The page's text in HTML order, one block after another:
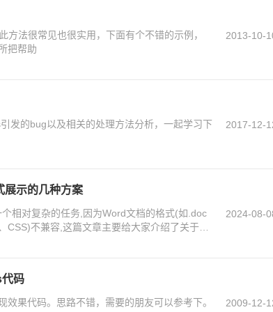
法很常见也很实用，下面有个不错的示例，
把帮助
2013-10-
发的bug以及相关的处理方法分析，一起学习下
2017-12-
展示的几种方案
相对复杂的任务,因为Word文档的格式(如.doc
CSS)不兼容,这篇文章主要给大家介绍了关于前
2024-08-
码
果代码。思路不错，需要的朋友可以参考下。 2009-12-